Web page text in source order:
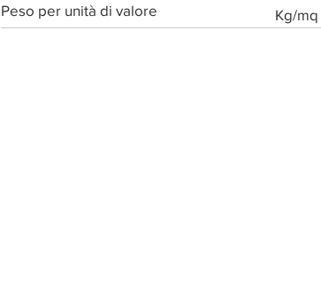
Peso per unità di valore Kg/mq​